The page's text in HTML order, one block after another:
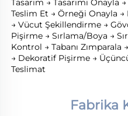
Teslim Et → Örneği Onayla →
→ Vücut Şekillendirme →
Pişirme → Sırlama/Boya →
Kontrol → Tabanı
→ Dekoratif Pişirme →
Teslimat
Fabrika